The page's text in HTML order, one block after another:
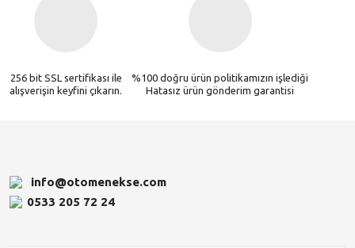
256 bit SSL sertifikası ile
alışverişin keyfini çıkarın.
%100 doğru ürün politikamızın işlediği
Hatasız ürün gönderim garantisi
info@otomenekse.com
0533 205 72 24